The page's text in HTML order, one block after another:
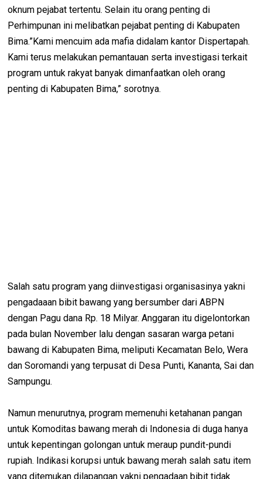
oknum pejabat tertentu. Selain itu orang penting di
Perhimpunan ini melibatkan pejabat penting di Kabupaten
Bima.”Kami mencuim ada mafia didalam kantor Dispertapah.
Kami terus melakukan pemantauan serta investigasi terkait
program untuk rakyat banyak dimanfaatkan oleh orang
penting di Kabupaten Bima,” sorotnya.
Salah satu program yang diinvestigasi organisasinya yakni
pengadaaan bibit bawang yang bersumber dari ABPN
dengan Pagu dana Rp. 18 Milyar. Anggaran itu digelontorkan
pada bulan November lalu dengan sasaran warga petani
bawang di Kabupaten Bima, meliputi Kecamatan Belo, Wera
dan Soromandi yang terpusat di Desa Punti, Kananta, Sai dan
Sampungu.
Namun menurutnya, program memenuhi ketahanan pangan
untuk Komoditas bawang merah di Indonesia di duga hanya
untuk kepentingan golongan untuk meraup pundit-pundi
rupiah. Indikasi korupsi untuk bawang merah salah satu item
yang ditemukan dilapangan yakni pengadaan bibit tidak